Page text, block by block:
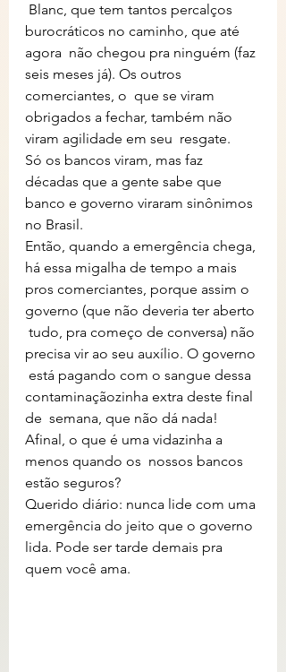
Blanc, que tem tantos percalços
burocráticos no caminho, que até
agora  não chegou pra ninguém (faz
seis meses já). Os outros
comerciantes, o  que se viram
obrigados a fechar, também não
viram agilidade em seu  resgate.
Só os bancos viram, mas faz
décadas que a gente sabe que
banco e governo viraram sinônimos
no Brasil.
Então, quando a emergência chega,
há essa migalha de tempo a mais
pros comerciantes, porque assim o
governo (que não deveria ter aberto
tudo, pra começo de conversa) não
precisa vir ao seu auxílio. O governo
está pagando com o sangue dessa
contaminaçãozinha extra deste final
de  semana, que não dá nada!
Afinal, o que é uma vidazinha a
menos quando os  nossos bancos
estão seguros?
Querido diário: nunca lide com uma
emergência do jeito que o governo
lida. Pode ser tarde demais pra
quem você ama.